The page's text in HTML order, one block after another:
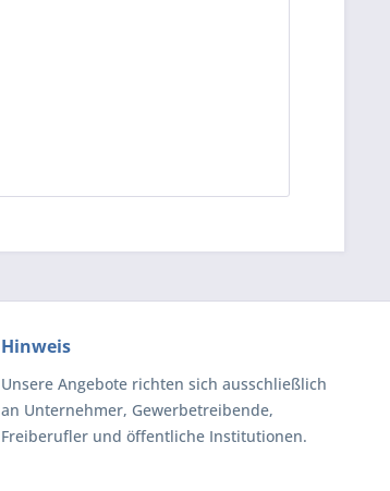
Hinweis
Unsere Angebote richten sich ausschließlich
an Unternehmer, Gewerbetreibende,
Freiberufler und öffentliche Institutionen.